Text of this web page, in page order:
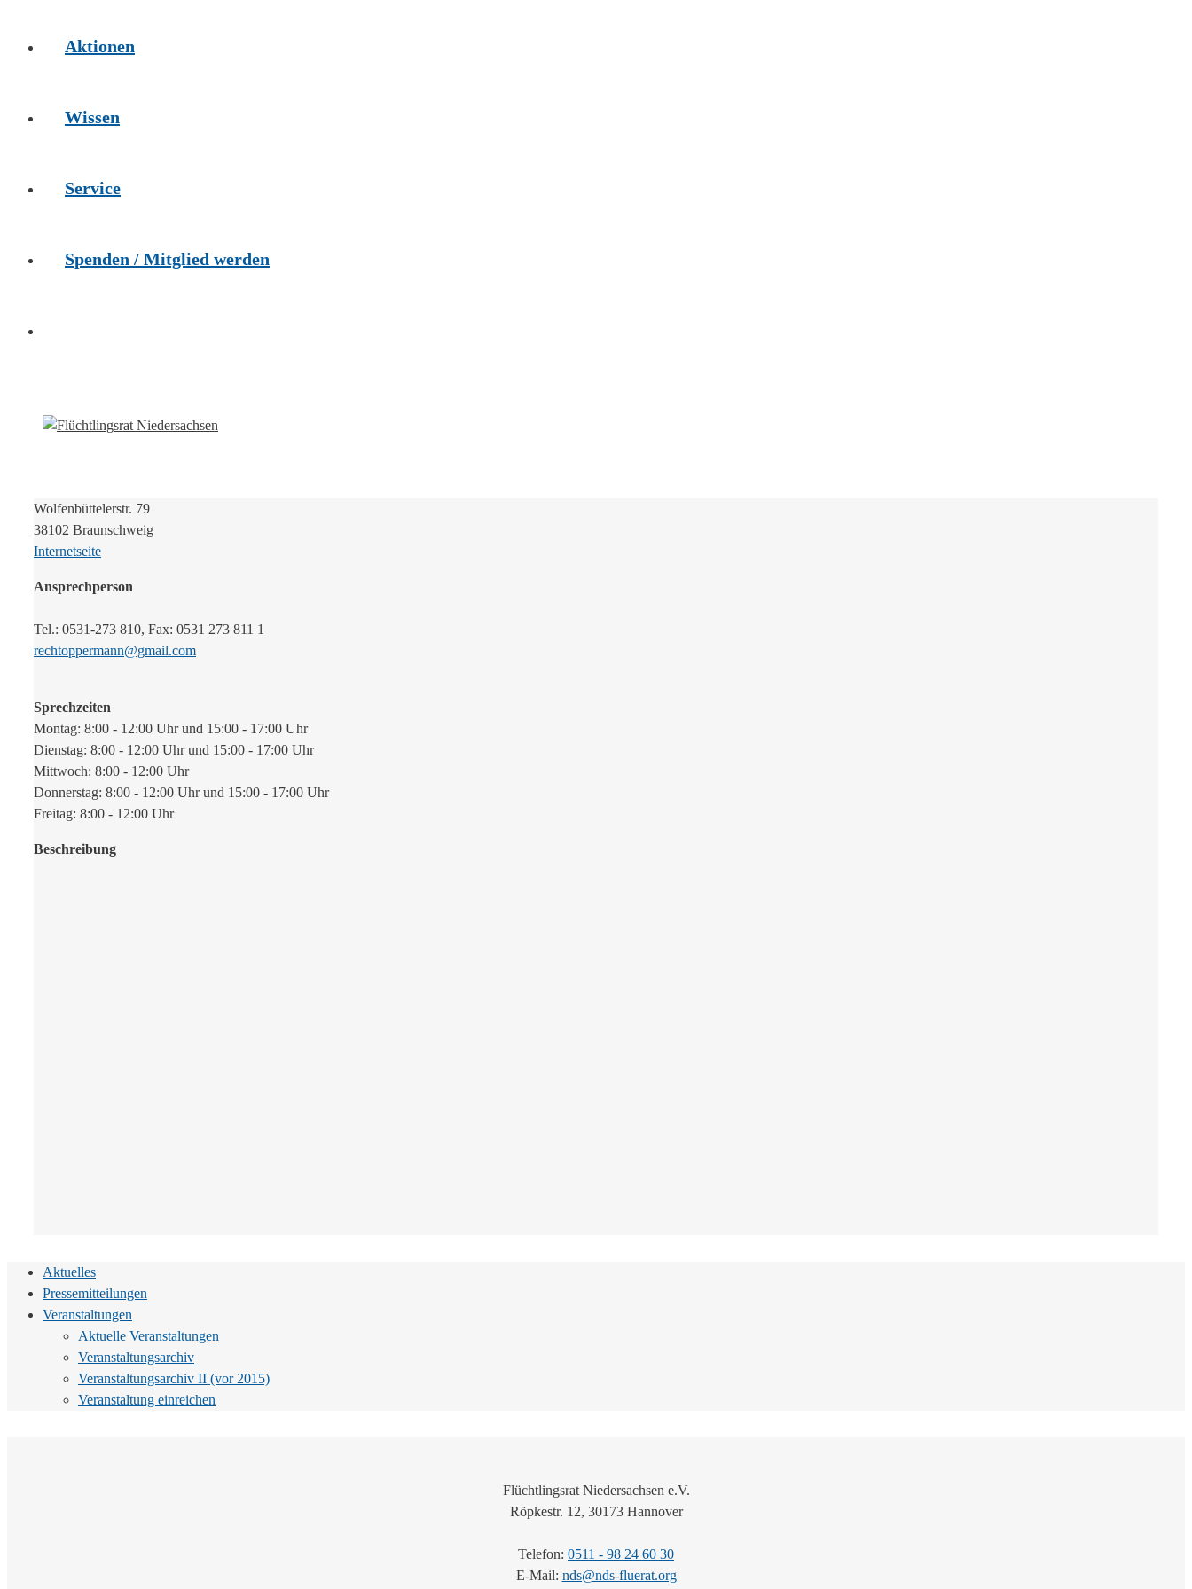
Aktionen
Wissen
Service
Spenden / Mitglied werden
Wolfenbüttelerstr. 79
38102 Braunschweig
Internetseite
Ansprechperson
Tel.: 0531-273 810, Fax: 0531 273 811 1
rechtoppermann@gmail.com
Sprechzeiten
Montag: 8:00 - 12:00 Uhr und 15:00 - 17:00 Uhr
Dienstag: 8:00 - 12:00 Uhr und 15:00 - 17:00 Uhr
Mittwoch: 8:00 - 12:00 Uhr
Donnerstag: 8:00 - 12:00 Uhr und 15:00 - 17:00 Uhr
Freitag: 8:00 - 12:00 Uhr
Beschreibung
Aktuelles
Pressemitteilungen
Veranstaltungen
Aktuelle Veranstaltungen
Veranstaltungsarchiv
Veranstaltungsarchiv II (vor 2015)
Veranstaltung einreichen
Flüchtlingsrat Niedersachsen e.V.
Röpkestr. 12, 30173 Hannover
Telefon: 0511 - 98 24 60 30
E-Mail: nds@nds-fluerat.org